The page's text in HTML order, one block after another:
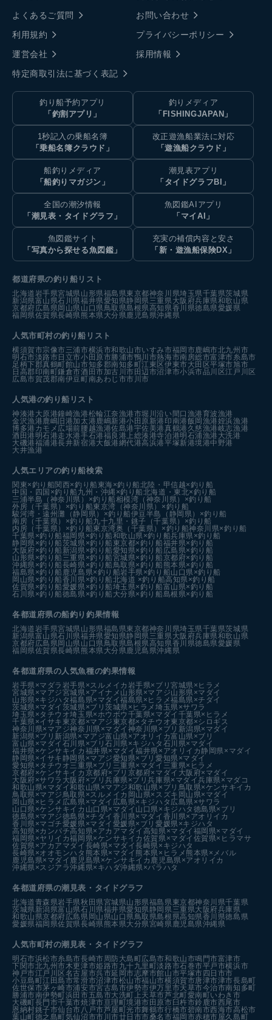
よくあるご質問
お問い合わせ
利用規約
プライバシーポリシー
運営会社
採用情報
特定商取引法に基づく表記
釣り船予約アプリ
「釣割アプリ」
釣りメディア
「FISHINGJAPAN」
1秒記入の乗船名簿
「乗船名簿クラウド」
改正遊漁船業法に対応
「遊漁船クラウド」
船釣りメディア
「船釣りマガジン」
潮見表アプリ
「タイドグラフBI」
全国の潮汐情報
「潮見表・タイドグラフ」
魚図鑑AIアプリ
「マイAI」
魚図鑑サイト
「写真から探せる魚図鑑」
充実の補償内容と安さ
「新・遊漁船保険DX」
都道府県の釣り船リスト
北海道岩手県宮城県山形県福島県東京都神奈川県埼玉県千葉県茨城県
新潟県富山県石川県福井県愛知県静岡県三重県大阪府兵庫県和歌山県
京都府広島県岡山県山口県鳥取県島根県高知県香川県徳島県愛媛県
福岡県佐賀県長崎県熊本県大分県鹿児島県沖縄県
人気市町村の釣り船リスト
横須賀市宗像市三浦市横浜市和歌山市いすみ市福岡市鹿嶋市北九州市
明石市淡路市日立市小田原市勝浦市鴨川市熱海市南房総市富津市糸島市
足柄下郡真鶴町館山市知多郡南知多町江東区伊東市大田区平塚市旭市
日高郡印南町鎌倉市酒田市加古川市田辺市沼津市小浜市品川区江戸川区
広島市賀茂郡南伊豆町南あわじ市市川市
人気港の釣り船リスト
神湊港 大原港鐘崎漁港松輪江奈漁港市堀川沿い 間口漁港育波漁港
金沢漁港鹿嶋旧港加太港鹿嶋新港小田原新港 印南港飯岡漁港姪浜漁港
博多港カモメ広場前腰越漁港佐島港宇佐美港真鶴港 久慈漁港岐志漁港
酒田港 明石港走水港手石港福良港 上総湊港寺泊港明石浦漁港 大洗港
大磯港福浦港長井新宿港大飯港網代港高浜港平塚新港境港中野港
大井漁港
人気エリアの釣り船検索
関東×釣り船関西×釣り船 東海×釣り船北陸・甲信越×釣り船
中国・四国×釣り船 九州・沖縄×釣り船北海道・東北×釣り船
三浦半島（神奈川県）×釣り船相模湾（神奈川県）×釣り船
外房（千葉県）×釣り船東京湾（神奈川県）×釣り船
駿河湾・遠州灘（静岡県）×釣り船伊豆半島（静岡県）×釣り船
南房（千葉県）×釣り船九十九里・銚子（千葉県）×釣り船
内房（千葉県）×釣り船東京湾奥（千葉県）×釣り船神奈川県×釣り船
千葉県×釣り船福岡県×釣り船和歌山県×釣り船兵庫県×釣り船
静岡県×釣り船茨城県×釣り船 東京都×釣り船福井県×釣り船
大阪府×釣り船 新潟県×釣り船愛知県×釣り船 広島県×釣り船
山形県×釣り船 三重県×釣り船宮城県×釣り船京都府×釣り船
沖縄県×釣り船長崎県×釣り船鳥取県×釣り船 熊本県×釣り船
福島県×釣り船 鹿児島県×釣り船岩手県×釣り船山口県×釣り船
岡山県×釣り船香川県×釣り船北海道 ×釣り船高知県×釣り船
佐賀県×釣り船愛媛県×釣り船埼玉県×釣り船富山県×釣り船
石川県×釣り船徳島県×釣り船 大分県×釣り船島根県×釣り船
各都道府県の船釣り釣果情報
北海道岩手県宮城県山形県福島県東京都神奈川県埼玉県千葉県茨城県
新潟県富山県石川県福井県愛知県静岡県三重県大阪府兵庫県和歌山県
京都府広島県岡山県山口県鳥取県島根県高知県香川県徳島県愛媛県
福岡県佐賀県長崎県熊本県大分県鹿児島県沖縄県
各都道府県の人気魚種の釣果情報
岩手県×マダラ 岩手県×スルメイカ 岩手県×ブリ宮城県×ヒラメ
宮城県×マアジ宮城県×アイナメ 山形県×マアジ山形県×マダイ
山形県×キジハタ福島県×マダイ福島県×ヒラメ福島県×チダイ
茨城県×マダイ 茨城県×ブリ茨城県×ヒラメ埼玉県×サワラ
埼玉県×タチウオ埼玉県×ホウボウ 千葉県×マダイ 千葉県×ヒラメ
千葉県×イサキ 東京都×マアジ 東京都×タチウオ東京都×シロギス
神奈川県×マアジ神奈川県×マダイ 神奈川県×ブリ 新潟県×マダイ
新潟県×ブリ 新潟県×マアジ富山県×アオリイカ富山県×ブリ
富山県×マダイ 石川県×ブリ石川県×キジハタ 石川県×マダイ
福井県×ケンサキイカ 福井県×マダイ福井県×アオリイカ静岡県×マダイ
静岡県×イサキ静岡県×マアジ愛知県×ブリ愛知県×マダイ
愛知県×タチウオ三重県×ブリ 三重県×マダイ 三重県×ヒラメ
京都府×ケンサキイカ 京都府×ブリ 京都府×マダイ 大阪府×マダイ
大阪府×サワラ 大阪府×ブリ兵庫県×ブリ兵庫県×マダイ兵庫県×マダコ
和歌山県×マダイ和歌山県×マアジ和歌山県×ブリ 鳥取県×ケンサキイカ
鳥取県×マアジ鳥取県×スルメイカ 岡山県×スズキ 岡山県×マダイ
岡山県×ヒラメ 広島県×マダイ 広島県×キジハタ 広島県×サワラ
山口県×ケンサキイカ 山口県×マダイ 山口県×キジハタ 徳島県×ブリ
徳島県×マアジ徳島県×チダイ 香川県×マダイ 香川県×アオリイカ
香川県×マゴチ愛媛県×マダイ 愛媛県×ブリ愛媛県×キジハタ
高知県×カンパチ高知県×アカアマダイ 高知県×マダイ 福岡県×マダイ
福岡県×ヤリイカ福岡県×ケンサキイカ 佐賀県×マダイ 佐賀県×ヒラマサ
佐賀県×アカアマダイ 長崎県×マダイ長崎県×キジハタ
長崎県×オオモンハタ 熊本県×マダイ 熊本県×ヒラメ 熊本県×メバル
鹿児島県×マダイ 鹿児島県×ケンサキイカ 鹿児島県×アオリイカ
沖縄県×スジアラ沖縄県×キハダ沖縄県×バラハタ
各都道府県の潮見表 ・タイドグラフ
北海道青森県岩手県秋田県宮城県山形県福島県東京都神奈川県千葉県
茨城県新潟県富山県石川県福井県愛知県静岡県三重県大阪府兵庫県
和歌山県京都府広島県岡山県山口県鳥取県島根県高知県香川県徳島県
愛媛県福岡県佐賀県長崎県熊本県大分県宮崎県鹿児島県沖縄県
人気市町村の潮見表・タイドグラフ
明石市浜松市糸島市長崎市周防大島町広島市和歌山市鳴門市富津市
下関市北九州市木更津市姫路市九十九里町淡路市石巻市平戸市横浜市
神戸市江戸川区名古屋市呉市延岡市志摩市館山市平塚市四日市市
小豆島町江田島市常滑市沼津市松山市福山市横須賀市唐津市津市長島町
佐世保市茅ヶ崎市浦安市宮古島市伊勢市伊万里市天草市今治市南知多町
勝浦市南伊勢町浜田市五島市大洗町 上天草市芦北町愛南町いわき市
大磯町長門市千葉市焼津市亘理町境港市田原市臼杵市鈴鹿市西尾市
恩納村銚子市仙台市八戸市芦屋町光市舞鶴市行橋市碧南市西海市高松市
葉山町徳之島町気仙沼市市川市廿日市市桑名市福岡市赤穂市屋久島町